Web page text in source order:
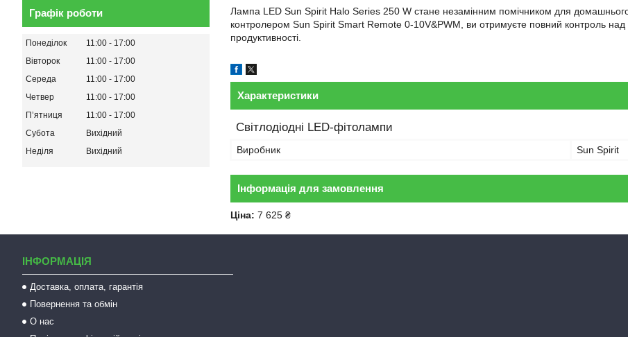
Лампа LED Sun Spirit Halo Series 250 W стане незамінним помічником для
контролером Sun Spirit Smart Remote 0-10V&PWM, ви отримуєте повний контроль
продуктивності.
Характеристики
Світлодіодні LED-фітолампи
Виробник Sun Spirit
Інформація для замовлення
Ціна: 7 625 ₴
Графік роботи
Понеділок 11:00
17:00
Вівторок
11:00
17:00
Середа
11:00
17:00
Четвер
11:00
17:00
Пʼятниця
11:00
17:00
Субота
Вихідний
Неділя
Вихідний
ІНФОРМАЦІЯ
Доставка, оплата, гарантія
Повернення та обмін
О нас